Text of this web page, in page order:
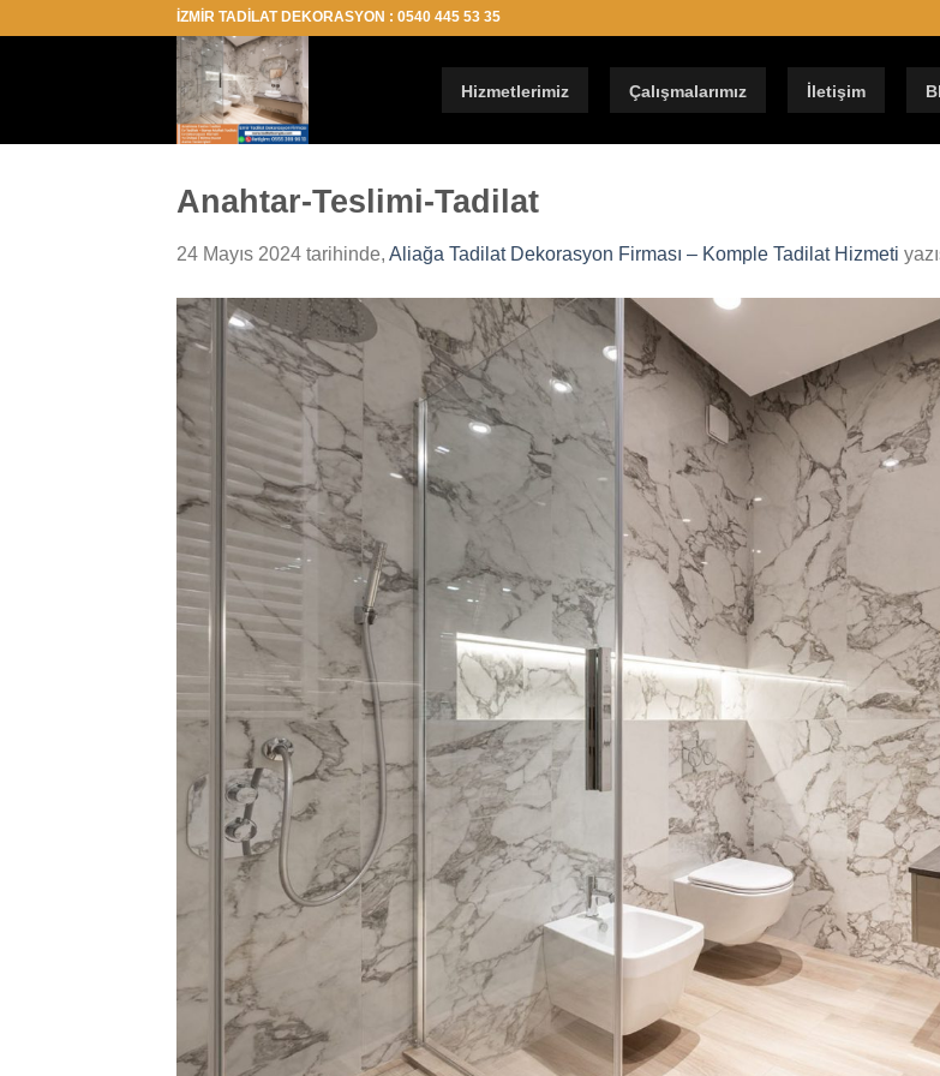
İZMİR TADİLAT DEKORASYON : 0540 445 53 35
Hizmetlerimiz Çalışmalarımız İletişim
Anahtar-Teslimi-Tadilat
24 Mayıs 2024 tarihinde, Aliağa Tadilat Dekorasyon Firması – Komple Tadilat Hizmeti